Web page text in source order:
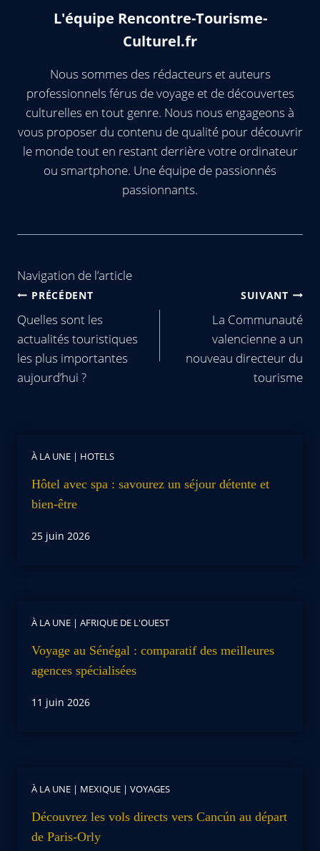
L'équipe Rencontre-Tourisme-
Culturel.fr
Nous sommes des rédacteurs et auteurs
professionnels férus de voyage et de découvertes
culturelles en tout genre. Nous nous engageons à
vous proposer du contenu de qualité pour découvrir
le monde tout en restant derrière votre ordinateur
ou smartphone. Une équipe de passionnés
passionnants.
Navigation de l’article
PRÉCÉDENT
Quelles sont les
actualités touristiques
les plus importantes
aujourd’hui ?
SUIVANT
La Communauté
valencienne a un
nouveau directeur du
tourisme
À LA UNE | HOTELS
Hôtel avec spa : savourez un séjour détente et
bien-être
25 juin 2026
À LA UNE | AFRIQUE DE L'OUEST
Voyage au Sénégal : comparatif des meilleures
agences spécialisées
11 juin 2026
À LA UNE | MEXIQUE | VOYAGES
Découvrez les vols directs vers Cancún au départ
de Paris-Orly